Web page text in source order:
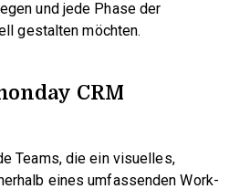
und jede Phase der
gestalten möchten.
CRM
Teams, die ein visuelles,
eines umfassenden Work-